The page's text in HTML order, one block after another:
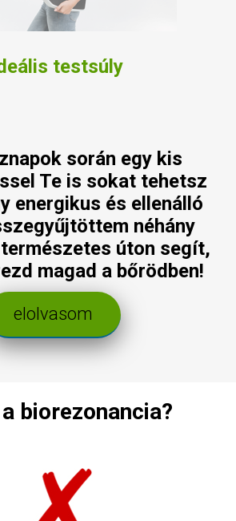
testsúly
során egy kis
Te is sokat tehetsz
energikus és ellenálló
néhány
úton segít,
magad a bőrödben!
elolvasom
biorezonancia?